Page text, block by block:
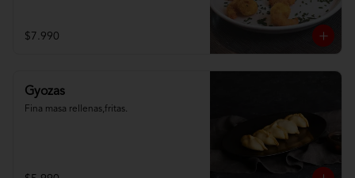
$7.990
Gyozas
Fina masa rellenas,fritas.